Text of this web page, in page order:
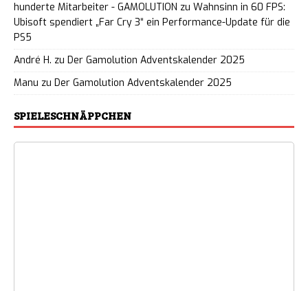
hunderte Mitarbeiter - GAMOLUTION zu Wahnsinn in 60 FPS:
Ubisoft spendiert „Far Cry 3“ ein Performance-Update für die
PS5
André H. zu Der Gamolution Adventskalender 2025
Manu zu Der Gamolution Adventskalender 2025
SPIELESCHNÄPPCHEN